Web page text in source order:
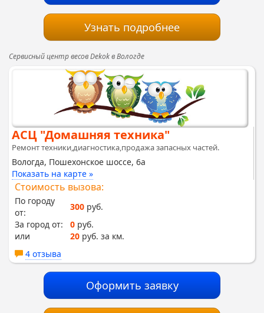
Узнать подробнее
Сервисный центр весов Dekok в Вологде
АСЦ "Домашняя техника"
Ремонт техники,диагностика,продажа запасных частей.
Вологда, Пошехонское шоссе, 6а
Показать на карте »
Стоимость вызова:
По городу
от:
300 руб.
За город от:
0 руб.
или
20 руб. за км.
4 отзыва
Оформить заявку